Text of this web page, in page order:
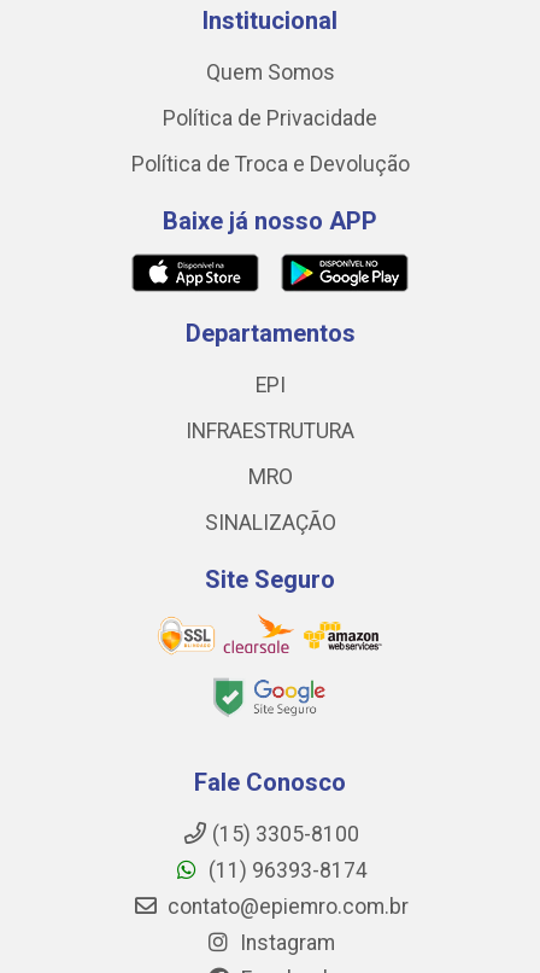
Institucional
Quem Somos
Política de Privacidade
Política de Troca e Devolução
Baixe já nosso APP
Departamentos
EPI
INFRAESTRUTURA
MRO
SINALIZAÇÃO
Site Seguro
Fale Conosco
(15) 3305-8100
(11) 96393-8174
contato@epiemro.com.br
Instagram